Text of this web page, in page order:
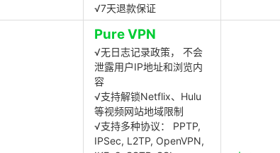
√7天退款保证
Pure VPN
√无日志记录政策， 不会
泄露用户IP地址和浏览内
容
√支持解锁Netflix、Hulu
等视频网站地域限制
√支持多种协议： PPTP,
IPSec, L2TP, OpenVPN,